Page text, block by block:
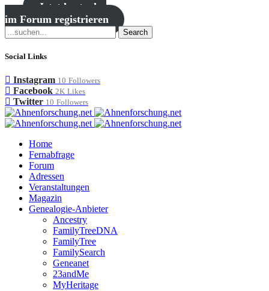
Jetzt kostenlos
im Forum registrieren
Search
Social Links
Instagram 10 Followers
Facebook 2K Likes
Twitter 10 Followers
Home
Fernabfrage
Forum
Adressen
Veranstaltungen
Magazin
Genealogie-Anbieter
Ancestry
FamilyTreeDNA
FamilyTree
FamilySearch
Geneanet
23andMe
MyHeritage